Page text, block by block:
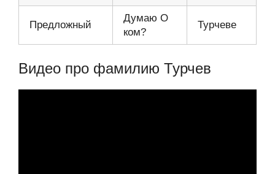
Предложный
Думаю О
ком?
Турчеве
Видео про фамилию Турчев